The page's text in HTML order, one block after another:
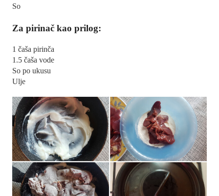
So
Za pirinač kao prilog:
1 čaša pirinča
1.5 čaša vode
So po ukusu
Ulje